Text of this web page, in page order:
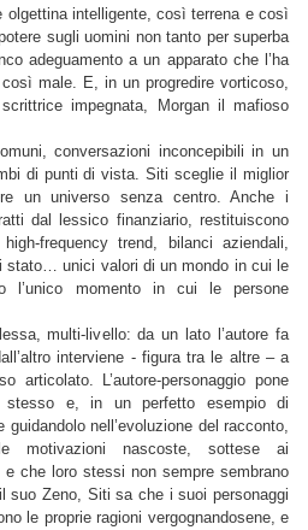
olgettina intelligente, così terrena e così
sugli uomini non tanto per superba
adeguamento a un apparato che l’ha
male. E, in un progredire vorticoso,
impegnata, Morgan il mafioso
conversazioni inconcepibili in un
di punti di vista. Siti sceglie il miglior
un universo senza centro. Anche i
dal lessico finanziario, restituiscono
frequency trend, bilanci aziendali,
stato… unici valori di un mondo in cui le
l’unico momento in cui le persone
multi-livello: da un lato l’autore fa
interviene - figura tra le altre – a
articolato. L’autore-personaggio pone
stesso e, in un perfetto esempio di
guidandolo nell’evoluzione del racconto,
motivazioni nascoste, sottese ai
e che loro stessi non sempre sembrano
suo Zeno, Siti sa che i suoi personaggi
le proprie ragioni vergognandosene, e